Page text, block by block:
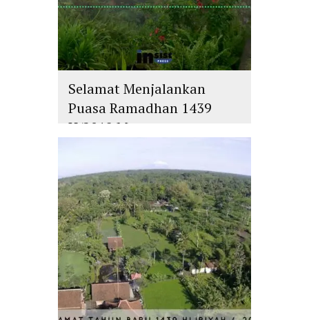
Selamat Menjalankan
Puasa Ramadhan 1439
H/2018 M